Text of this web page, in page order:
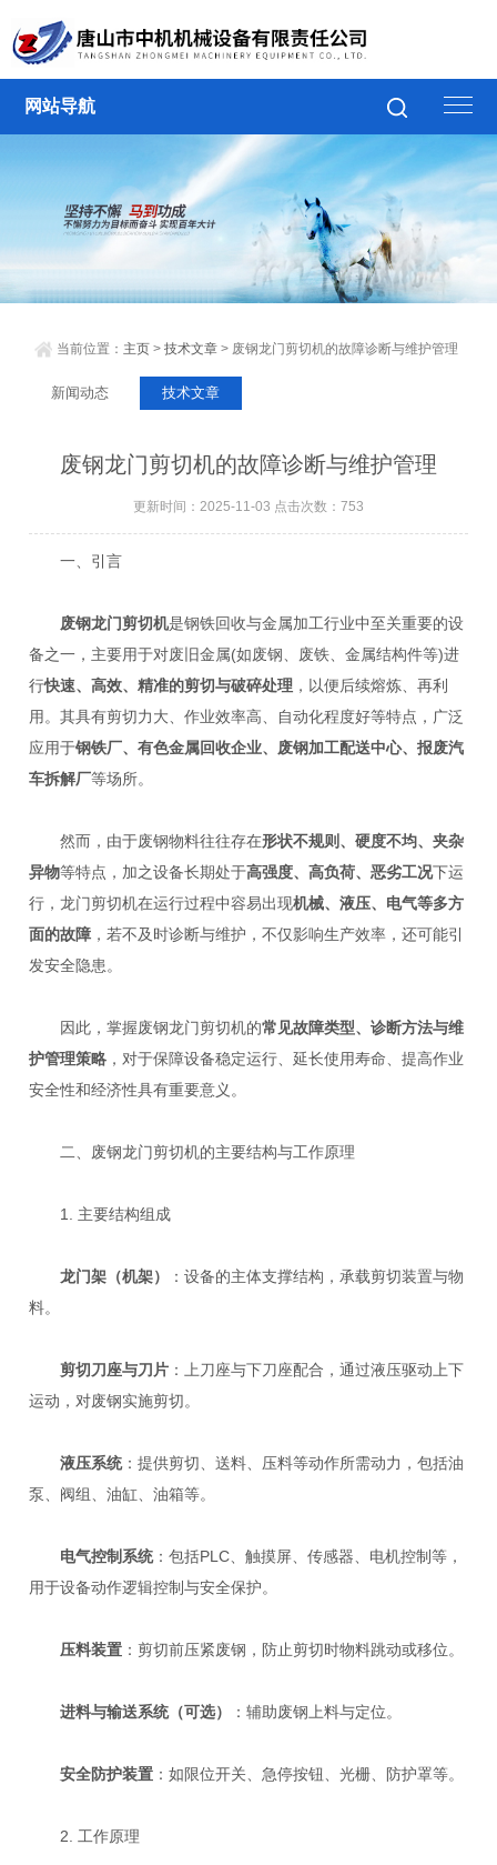
网站导航
当前位置： 主页 >技术文章 > 废钢龙门剪切机的故障诊断与维护管理
新闻动态 技术文章
废钢龙门剪切机的故障诊断与维护管理
更新时间：2025-11-03 点击次数：753
一、引言
废钢龙门剪切机是钢铁回收与金属加工行业中至关重要的设
备之一，主要用于对废旧金属(如废钢、废铁、金属结构件等)进
行快速、高效、精准的剪切与破碎处理 ，以便后续熔炼、再利
用。其具有剪切力大、作业效率高、自动化程度好等特点，广泛
应用于钢铁厂、有色金属回收企业、废钢加工配送中心、报废汽
车拆解厂等场所。
然而，由于废钢物料往往存在形状不规则、硬度不均、夹杂
异物等特点，加之设备长期处于高强度、高负荷、恶劣工况下运
行，龙门剪切机在运行过程中容易出现机械、液压、电气等多方
面的故障 ，若不及时诊断与维护，不仅影响生产效率，还可能引
发安全隐患。
因此，掌握废钢龙门剪切机的常见故障类型、诊断方法与维
护管理策略 ，对于保障设备稳定运行、延长使用寿命、提高作业
安全性和经济性具有重要意义。
二、废钢龙门剪切机的主要结构与工作原理
1. 主要结构组成
龙门架（机架）
：设备的主体支撑结构，承载剪切装置与物
料。
剪切刀座与刀片 ：上刀座与下刀座配合，通过液压驱动上下
运动，对废钢实施剪切。
液压系统：提供剪切、送料、压料等动作所需动力，包括油
泵、阀组、油缸、油箱等。
电气控制系统：包括PLC、触摸屏、传感器、电机控制等，
用于设备动作逻辑控制与安全保护。
压料装置 ：剪切前压紧废钢，防止剪切时物料跳动或移位。
进料与输送系统（可选） ：辅助废钢上料与定位。
安全防护装置 ：如限位开关、急停按钮、光栅、防护罩等。
2. 工作原理